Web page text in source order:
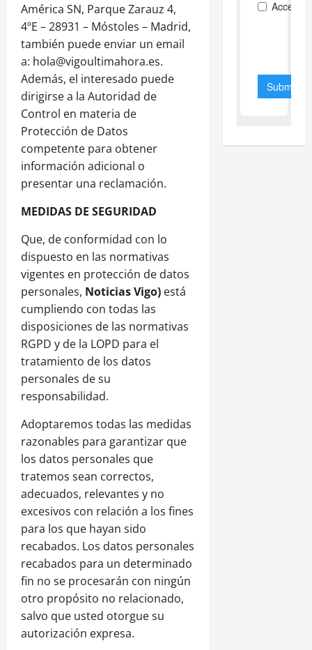
América SN, Parque Zarauz 4,
4ºE – 28931 – Móstoles – Madrid,
también puede enviar un email
a: hola@vigoultimahora.es.
Además, el interesado puede
dirigirse a la Autoridad de
Control en materia de
Protección de Datos
competente para obtener
información adicional o
presentar una reclamación.
MEDIDAS DE SEGURIDAD
Que, de conformidad con lo
dispuesto en las normativas
vigentes en protección de datos
personales, NoticiasVigo) está
cumpliendo con todas las
disposiciones de las normativas
RGPD y de la LOPD para el
tratamiento de los datos
personales de su
responsabilidad.
Adoptaremos todas las medidas
razonables para garantizar que
los datos personales que
tratemos sean correctos,
adecuados, relevantes y no
excesivos con relación a los fines
para los que hayan sido
recabados. Los datos personales
recabados para un determinado
fin no se procesarán con ningún
otro propósito no relacionado,
salvo que usted otorgue su
autorización expresa.